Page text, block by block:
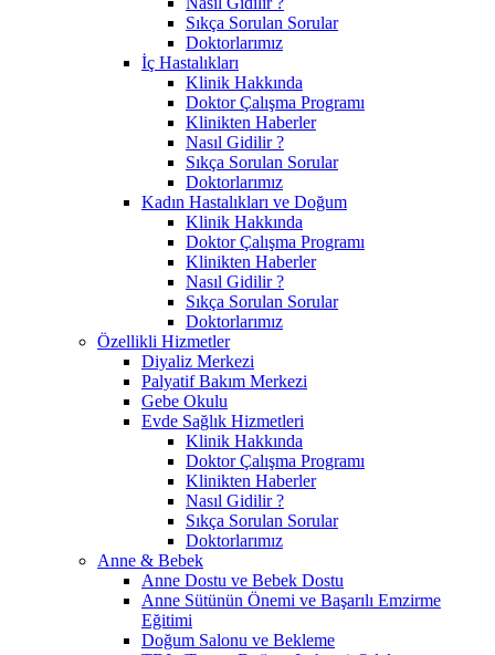
Sıkça Sorulan Sorular
Doktorlarımız
İç Hastalıkları
Klinik Hakkında
Doktor Çalışma Programı
Klinikten Haberler
Nasıl Gidilir ?
Sıkça Sorulan Sorular
Doktorlarımız
Kadın Hastalıkları ve Doğum
Klinik Hakkında
Doktor Çalışma Programı
Klinikten Haberler
Nasıl Gidilir ?
Sıkça Sorulan Sorular
Doktorlarımız
Özellikli Hizmetler
Diyaliz Merkezi
Palyatif Bakım Merkezi
Gebe Okulu
Evde Sağlık Hizmetleri
Klinik Hakkında
Doktor Çalışma Programı
Klinikten Haberler
Nasıl Gidilir ?
Sıkça Sorulan Sorular
Doktorlarımız
Anne & Bebek
Anne Dostu ve Bebek Dostu
Anne Sütünün Önemi ve Başarılı Emzirme
Eğitimi
Doğum Salonu ve Bekleme